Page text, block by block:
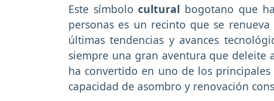
Este símbolocultural bogotano que
personas es un recinto que se
últimas tendencias y avances
siempre una gran aventura que deleite
ha convertido en uno de los
capacidad de asombro y renovación